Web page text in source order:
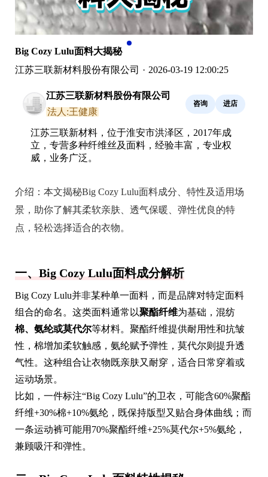
Big Cozy Lulu面料大揭秘
江苏三联新材料股份有限公司 · 2026-03-19 12:00:25
江苏三联新材料股份有限公司
法人:王健康
咨询 进店
江苏三联新材料，位于淮安市洪泽区，2017年成
立，专营多种纤维丝及面料，经验丰富，专业权
威，业务广泛。
介绍： 本文揭秘Big Cozy Lulu面料成分、特性及适用场
景，助你了解其柔软亲肤、透气保暖、弹性优良的特
点，轻松选择适合的衣物。
一、Big Cozy Lulu面料成分解析
Big Cozy Lulu并非某种单一面料，而是品牌对特定面料
组合的命名。这类面料通常以聚酯纤维为基础，混纺
棉、氨纶或莫代尔等材料。聚酯纤维提供耐用性和抗皱
性，棉增加柔软触感，氨纶赋予弹性，莫代尔则提升透
气性。这种组合让衣物既亲肤又耐穿，适合日常穿着或
运动场景。
比如，一件标注“Big Cozy Lulu”的卫衣，可能含60%聚酯
纤维+30%棉+10%氨纶，既保持版型又贴合身体曲线；而
一条运动裤可能用70%聚酯纤维+25%莫代尔+5%氨纶，
兼顾吸汗和弹性。